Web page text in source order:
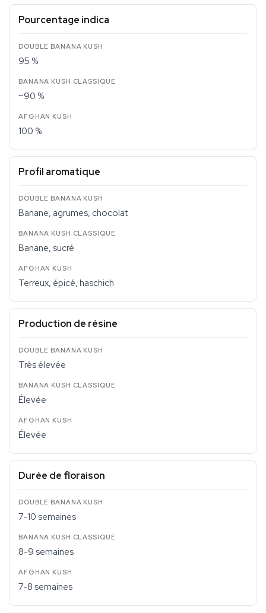
Pourcentage indica
95 %
~90 %
100 %
Profil aromatique
Banane, agrumes, chocolat
Banane, sucré
Terreux, épicé, haschich
Production de résine
Très élevée
Élevée
Élevée
Durée de floraison
7-10 semaines
8-9 semaines
7-8 semaines